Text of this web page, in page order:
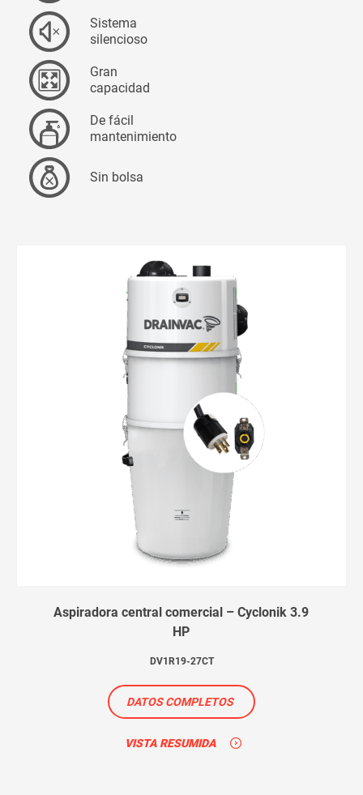
Sistema
silencioso
Gran
capacidad
De fácil
mantenimiento
Sin bolsa
Aspiradora central comercial – Cyclonik 3.9
HP
DV1R19-27CT
DATOS COMPLETOS
VISTA RESUMIDA